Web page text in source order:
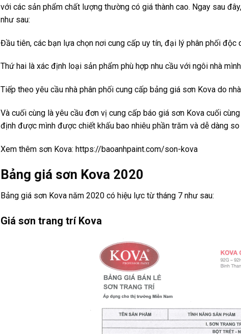
với các sản phẩm chất lượng thường có giá thành cao. Ngay sau
như sau:
Đầu tiên, các bạn lựa chọn nơi cung cấp uy tín, đại lý phân phối
Thứ hai là xác định loại sản phẩm phù hợp nhu cầu với ngôi nhà
Tiếp theo yêu cầu nhà phân phối cung cấp bảng giá sơn Kova do
Và cuối cùng là yêu cầu đơn vị cung cấp báo giá sơn Kova cuối
định được mình được chiết khấu bao nhiêu phần trăm và dễ dàng
Xem thêm sơn Kova: https://baoanhpaint.com/son-kova
Bảng giá sơn Kova 2020
Bảng giá sơn Kova năm 2020 có hiệu lực từ tháng 7 như sau:
Giá sơn trang trí Kova